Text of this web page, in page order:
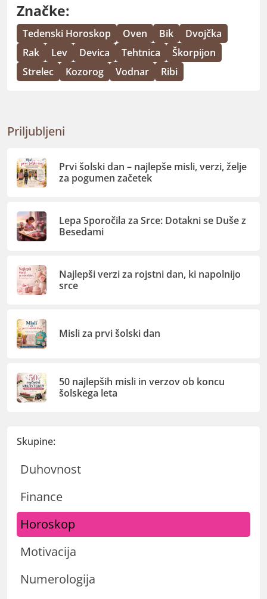
Značke:
Tedenski Horoskop Oven Bik
Dvojčka
Rak
Lev Devica Tehtnica
Škorpijon
Strelec
Kozorog Vodnar Ribi
Priljubljeni
Prvi šolski dan – najlepše misli, verzi, želje
za pogumen začetek
Lepa Sporočila za Srce: Dotakni se Duše z
Besedami
Najlepši verzi za rojstni dan, ki napolnijo
srce
Misli za prvi šolski dan
50 najlepših misli in verzov ob koncu
šolskega leta
Skupine:
Duhovnost
Finance
Horoskop
Motivacija
Numerologija